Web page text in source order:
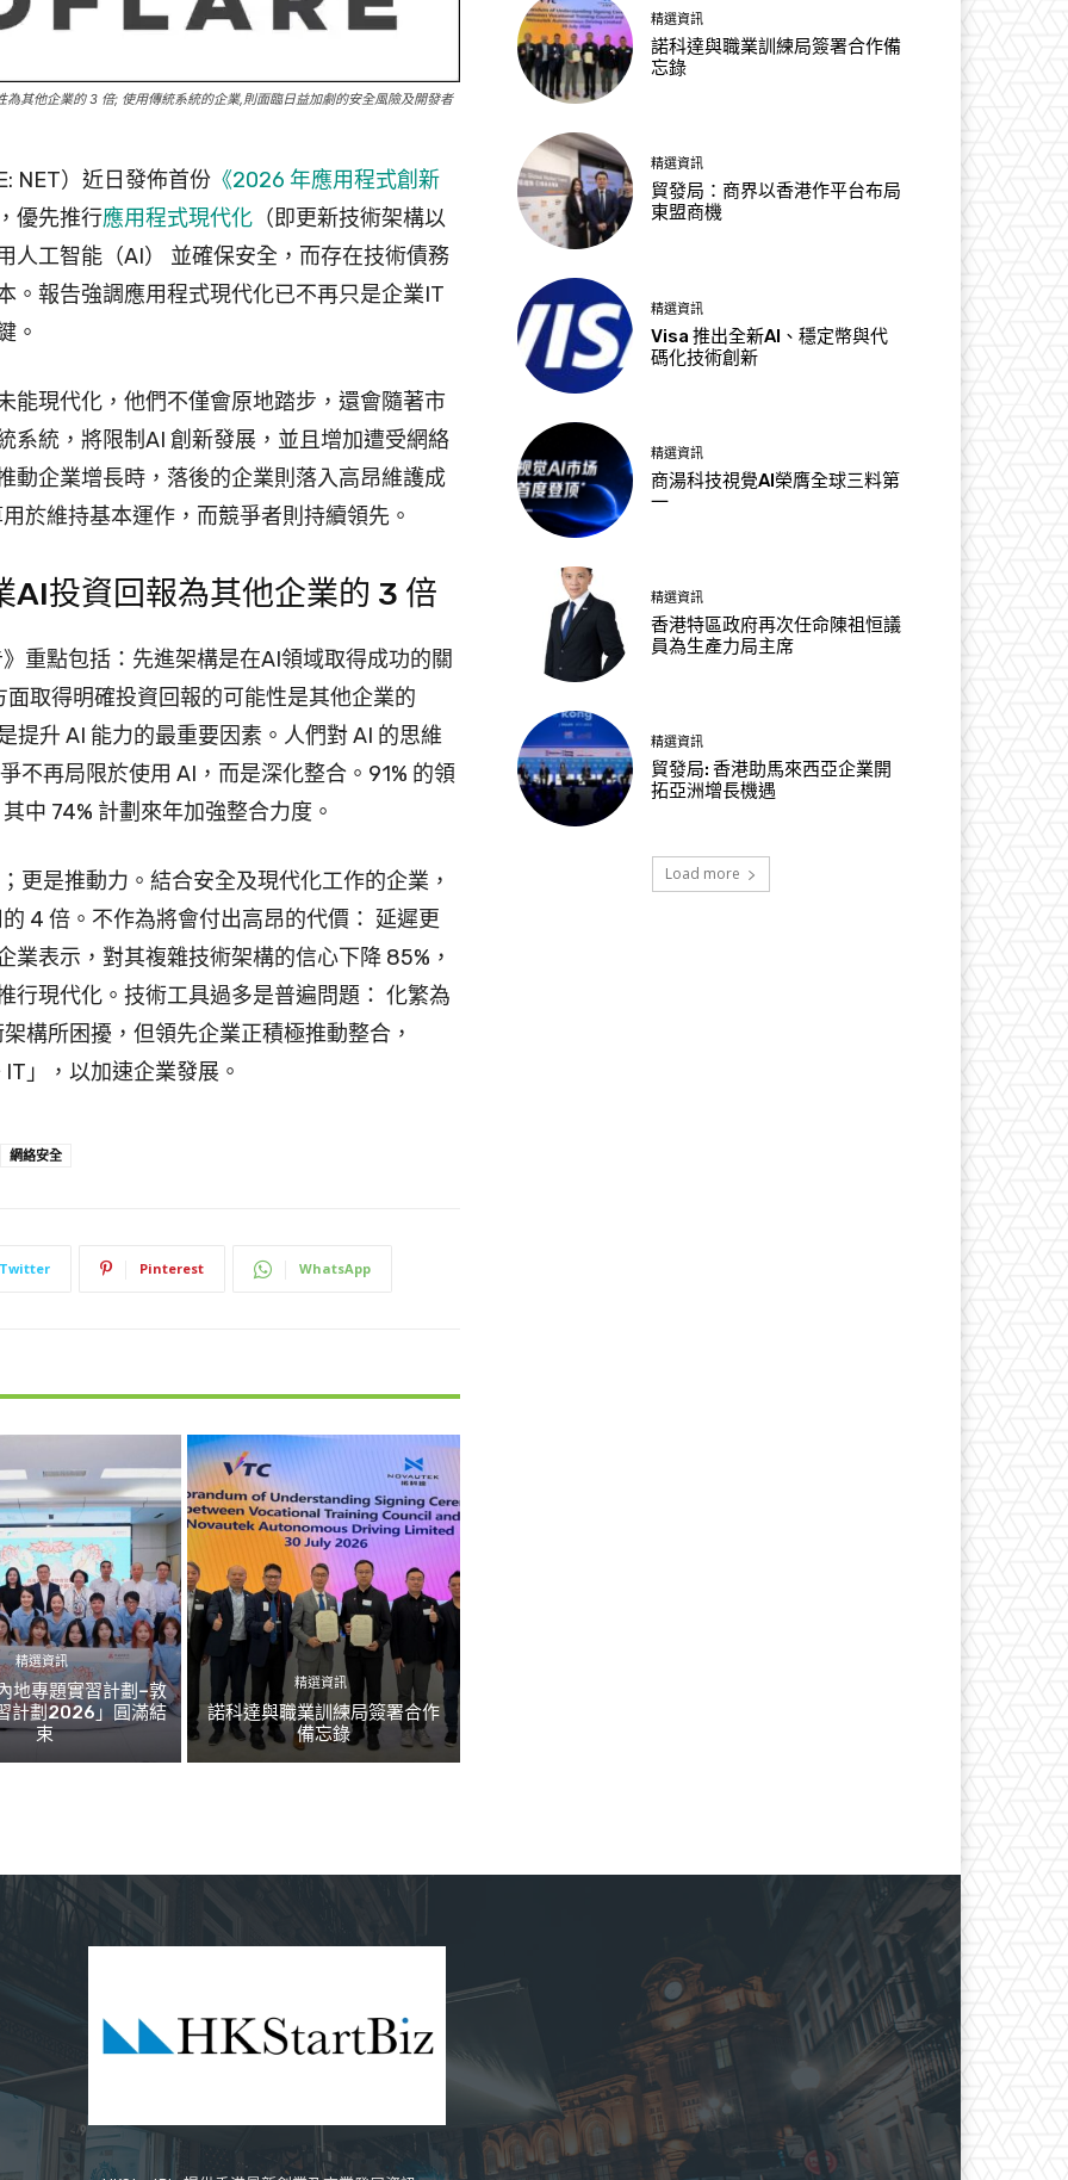
其他企業的 3 倍; 使用傳統系統的企業,則面臨日益加劇的安全風險及開發者
NET）近日發佈首份 《2026 年應用程式創新
優先推行應用程式現代化 （即更新技術架構以
人工智能（AI） 並確保安全，而存在技術債務
。報告強調應用程式現代化已不再只是企業IT
。
能現代化，他們不僅會原地踏步，還會隨著市
系統，將限制AI 創新發展，並且增加遭受網絡
動企業增長時，落後的企業則落入高昂維護成
於維持基本運作，而競爭者則持續領先。
AI投資回報為其他企業的 3 倍
重點包括：先進架構是在AI領域取得成功的關
取得明確投資回報的可能性是其他企業的
提升 AI 能力的最重要因素。人們對 AI 的思維
不再局限於使用 AI，而是深化整合。91% 的領
中 74% 計劃來年加強整合力度。
更是推動力。結合安全及現代化工作的企業，
4 倍。不作為將會付出高昂的代價： 延遲更
表示，對其複雜技術架構的信心下降 85%，
行現代化。技術工具過多是普遍問題： 化繁為
構所困擾，但領先企業正積極推動整合，
」，以加速企業發展。
網絡安全
Twitter Pinterest WhatsApp
精選資訊
地專題實習計劃–敦
計劃2026」圓滿結
束
精選資訊
諾科達與職業訓練局簽署合作
備忘錄
精選資訊
諾科達與職業訓練局簽署合作備
忘錄
精選資訊
貿發局：商界以香港作平台布局
東盟商機
精選資訊
Visa 推出全新AI、穩定幣與代
碼化技術創新
精選資訊
商湯科技視覺AI榮膺全球三料第
一
精選資訊
香港特區政府再次任命陳祖恒議
員為生產力局主席
精選資訊
貿發局: 香港助馬來西亞企業開
拓亞洲增長機遇
Load more